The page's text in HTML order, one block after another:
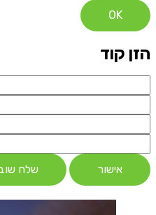
OK
הזן קוד
אישור שלח